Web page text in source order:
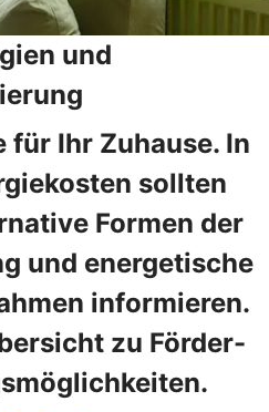
und
für Ihr Zuhause. In
sollten
Formen der
und energetische
informieren.
zu Förder-